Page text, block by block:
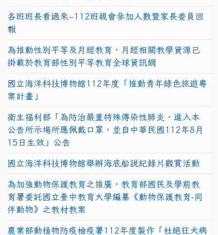
各班班長看過來~112班親會參加人數暨家長委員回
報
為推動性別平等及月經教育，月經相關教學資源已
掛載於教育部性別平等教育全球資訊網
國立海洋科技博物館112年度「推動青年綠色旅遊專
案計畫」
衛生福利部「為防治嚴重特殊傳染性肺炎，進入本
公告所示場所應佩戴口罩，並自中華民國112年8月
15日生效」公告
國立海洋科技博物館舉辦海底船說紀錄片觀賞活動
為加強動物保護教育之推廣，教育部國民及學前教
育署委託國立臺中教育大學編纂《動物保護教育-同
伴動物》之教材教案
農業部動植物防疫檢疫署112年度製作「杜絕狂犬病